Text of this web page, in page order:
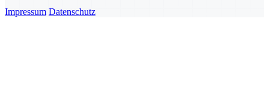
Impressum Datenschutz